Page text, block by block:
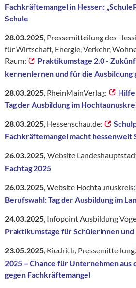
Fachkräftemangel in Hessen:
Schule
28.03.2025 , Pressemitteilung des
für Wirtschaft, Energie, Verkehr,
Raum:
Praktikumstage 2.0 -
kennenlernen und für die Ausbildung
28.03.2025 , RheinMainVerlag:
Tag der Ausbildung im
28.03.2025, Hessenschau.de:
Fachkräftemangel macht hessenweit
26.03.2025, Website
Fachtag 2025
26.03.2025, Website Hochtaunuskreis:
Berufswahl: Tag der Ausbildung im
24.03.2025, Infopoint Ausbildung
Praktikumstage für Schülerinnen und
23.05.2025, Kiedrich, Pressemitteilung:
2025 – Chance für Unternehmen aus
gegen Fachkräftemangel